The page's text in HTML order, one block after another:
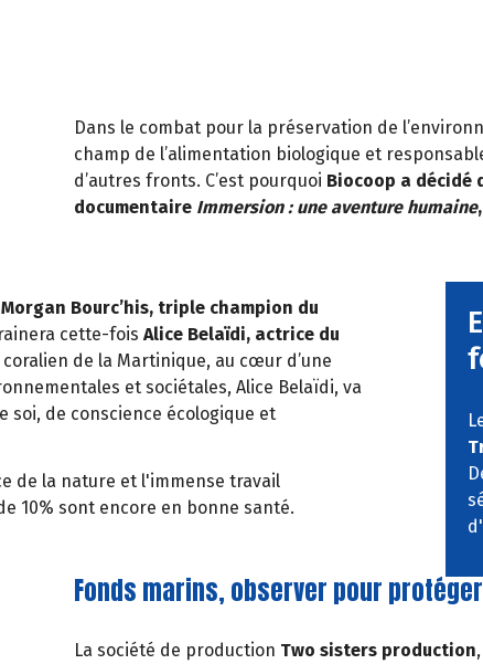
Dans le combat pour la préservation de
champ de l’alimentation biologique et
d’autres fronts. C’est pourquoi Biocoop a décidé
documentaire Immersion : une aventure humaine
Morgan Bourc’his, triple champion du
cette-fois Alice Belaïdi, actrice du
de la Martinique, au cœur d’une
et sociétales, Alice Belaïdi, va
soi, de conscience écologique et
de la nature et l'immense travail
10% sont encore en bonne santé.
Fonds marins, observer pour protéger
La société de production Two sisters production